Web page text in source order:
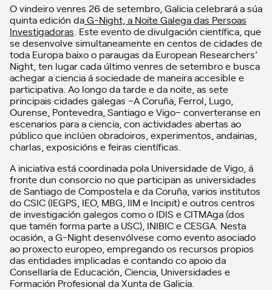
O vindeiro venres 26 de setembro, Galicia celebrará a súa
quinta edición daG-Night, a Noite Galega das Persoas
Investigadoras . Este evento de divulgación científica, que
se desenvolve simultaneamente en centos de cidades de
toda Europa baixo o paraugas da European Researchers’
Night, ten lugar cada último venres de setembro e busca
achegar a ciencia á sociedade de maneira accesible e
participativa. Ao longo da tarde e da noite, as sete
principais cidades galegas –A Coruña, Ferrol, Lugo,
Ourense, Pontevedra, Santiago e Vigo– converteranse en
escenarios para a ciencia, con actividades abertas ao
público que inclúen obradoiros, experimentos, andainas,
charlas, exposicións e feiras científicas.
A iniciativa está coordinada pola Universidade de Vigo, á
fronte dun consorcio no que participan as universidades
de Santiago de Compostela e da Coruña, varios institutos
do CSIC (IEGPS, IEO, MBG, IIM e Incipit) e outros centros
de investigación galegos como o IDIS e CITMAga (dos
que tamén forma parte a USC), INIBIC e CESGA. Nesta
ocasión, a G-Night desenvólvese como evento asociado
ao proxecto europeo, empregando os recursos propios
das entidades implicadas e contando co apoio da
Consellaría de Educación, Ciencia, Universidades e
Formación Profesional da Xunta de Galicia.